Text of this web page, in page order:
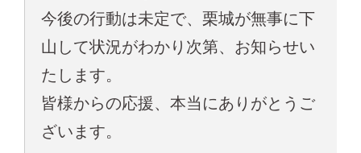
今後の行動は未定で、栗城が無事に下
山して状況がわかり次第、お知らせい
たします。
皆様からの応援、本当にありがとうご
ざいます。